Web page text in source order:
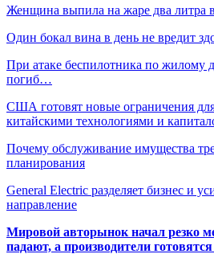
Женщина выпила на жаре два литра
Один бокал вина в день не вредит
При атаке беспилотника по жилому
погиб…
США готовят новые ограничения
китайскими технологиями и
Почему обслуживание имущества
планирования
General Electric разделяет бизнес и
направление
Мировой авторынок начал резко
падают, а производители